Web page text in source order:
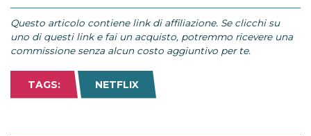
Questo articolo contiene link di affiliazione. Se clicchi su
uno di questi link e fai un acquisto, potremmo ricevere una
commissione senza alcun costo aggiuntivo per te.
TAGS: NETFLIX